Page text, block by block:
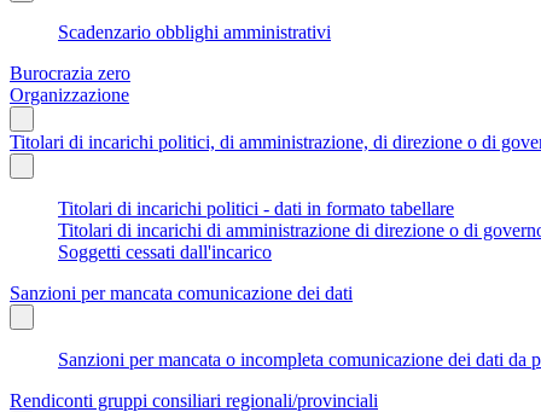
Scadenzario obblighi amministrativi
Burocrazia zero
Organizzazione
Titolari di incarichi politici, di amministrazione, di direzione o di
Titolari di incarichi politici - dati in formato tabellare
Titolari di incarichi di amministrazione di direzione o di
Soggetti cessati dall'incarico
Sanzioni per mancata comunicazione dei dati
Sanzioni per mancata o incompleta comunicazione dei dati
Rendiconti gruppi consiliari regionali/provinciali